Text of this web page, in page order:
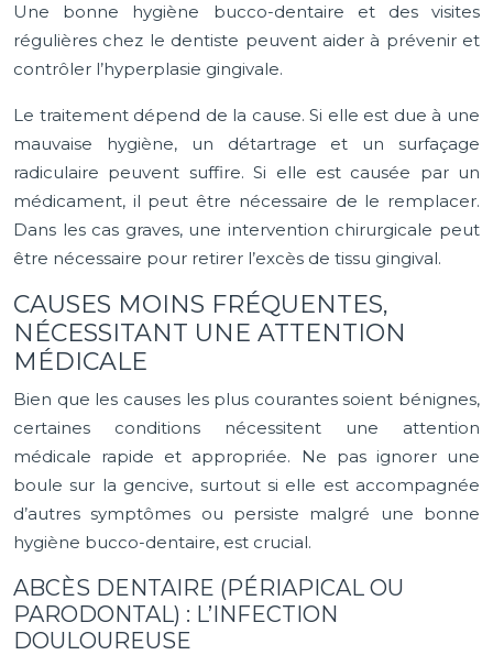
Une bonne hygiène bucco-dentaire et des visites
régulières chez le dentiste peuvent aider à prévenir et
contrôler l’hyperplasie gingivale.
Le traitement dépend de la cause. Si elle est due à une
mauvaise hygiène, un détartrage et un surfaçage
radiculaire peuvent suffire. Si elle est causée par un
médicament, il peut être nécessaire de le remplacer.
Dans les cas graves, une intervention chirurgicale peut
être nécessaire pour retirer l’excès de tissu gingival.
CAUSES MOINS FRÉQUENTES,
NÉCESSITANT UNE ATTENTION
MÉDICALE
Bien que les causes les plus courantes soient bénignes,
certaines conditions nécessitent une attention
médicale rapide et appropriée. Ne pas ignorer une
boule sur la gencive, surtout si elle est accompagnée
d’autres symptômes ou persiste malgré une bonne
hygiène bucco-dentaire, est crucial.
ABCÈS DENTAIRE (PÉRIAPICAL OU
PARODONTAL) : L’INFECTION
DOULOUREUSE